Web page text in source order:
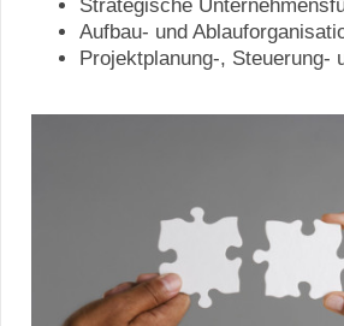
Strategische
Aufbau- und
Projektplanung-, Steuerung-